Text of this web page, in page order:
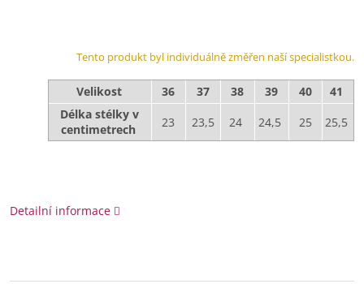
Tento produkt byl individuálně změřen naší specialistkou.
Velikost 36 37 38 39 40
41
Délka stélky v
centimetrech
23 23,5 24 24,5 25 25,5
Detailní informace